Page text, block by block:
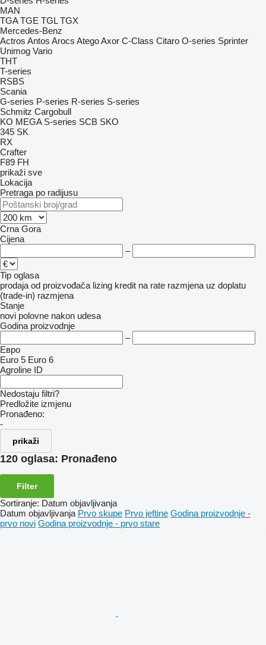
MAN
TGA TGE TGL TGX
Mercedes-Benz
Actros Antos Arocs AtegoAxor C-Class Citaro O-series Sprinter
Unimog Vario
THT
T-series
RSBS
Scania
G-series P-series R-series S-series
Schmitz Cargobull
KO MEGA S-series SCB SKO
345 SK
RX
Crafter
F89 FH
prikaži sve
Lokacija
Pretraga po radijusu
Crna Gora
Cijena
–
Tip oglasa
prodaja od proizvođača lizing kredit na rate razmjena uz doplatu
(trade-in) razmjena
Stanje
novi polovne nakon udesa
Godina proizvodnje
–
Евро
Euro 5 Euro 6
Agroline ID
Nedostaju filtri?
Predložite izmjenu
Pronađeno:
-
prikaži
120 oglasa: Pronađeno
Filter
Sortiranje: Datum objavljivanja
Datum objavljivanja Prvo skupe Prvo jeftine Godina proizvodnje -
prvo novi Godina proizvodnje - prvo stare